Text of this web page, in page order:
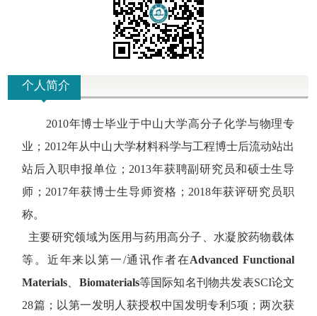
个人简介
2010年博士毕业于中山大学高分子化学与物理专
业； 2012年从中山大学材料科学与工程博士后流动站出
站后入职申报单位； 2013年获聘副研究员和硕士生导
师；2017年获博士生导师资格；2018年获评研究员职
称。
主要研究领域为医用与药用高分子、水凝胶药物载体
等。 近年来以第一/通讯作者在Advanced Functional
Materials
Biomaterials等国际知名刊物共发表SCI论文
28篇；以第一发明人获授权中国发明专利 5项；两次获